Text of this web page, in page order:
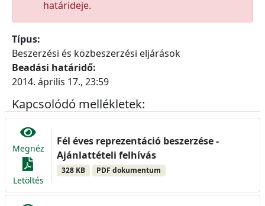
határideje.
Típus:
Beszerzési és közbeszerzési eljárások
Beadási határidő:
2014. április 17., 23:59
Kapcsolódó mellékletek:
Megnéz
Letöltés
Fél éves reprezentáció beszerzése -
Ajánlattételi felhívás
328 KB PDF dokumentum